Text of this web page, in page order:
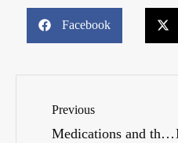
Facebook
Previous
Medications and the digestive system: How to prevent side effects?